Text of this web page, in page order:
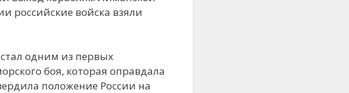
российские войска взяли
одним из первых
боя, которая оправдала
положение России на